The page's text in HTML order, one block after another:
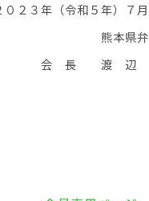
０２３年（令和５年）７
熊本県
会 長 渡 辺